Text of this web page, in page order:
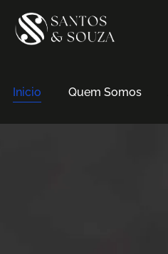
Inicio Quem Somos